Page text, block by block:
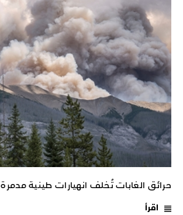
حرائق الغابات تُخلف انهيارات طينية مدمرة
اقرأ